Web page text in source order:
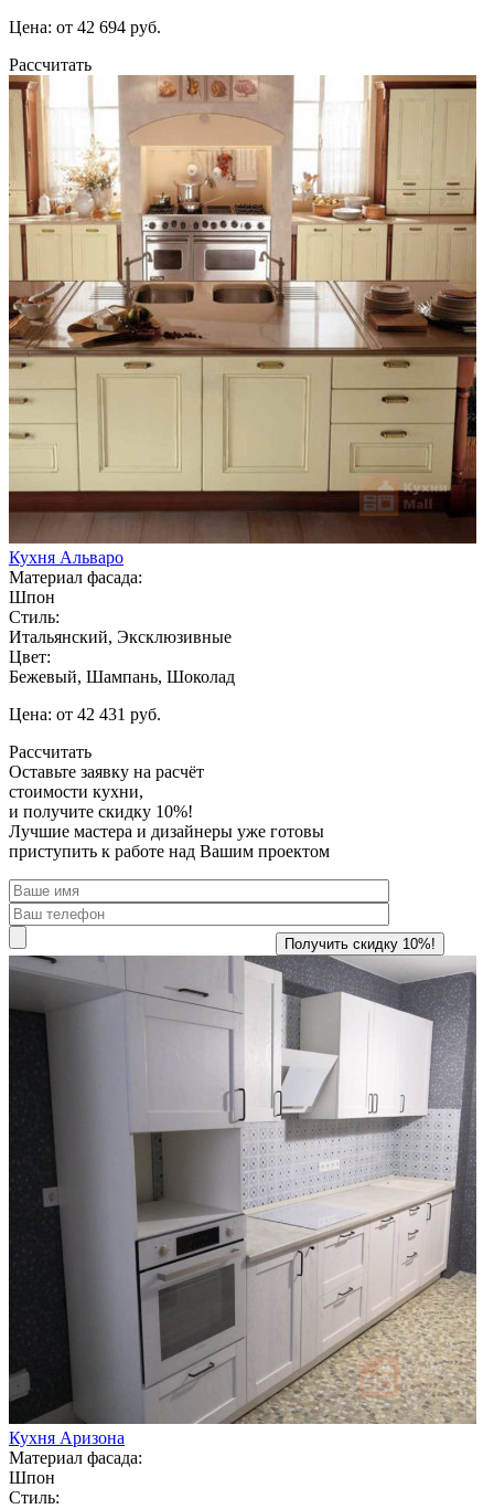
Цена: от 42 694 руб.
Рассчитать
Кухня Альваро
Материал фасада:
Шпон
Стиль:
Итальянский, Эксклюзивные
Цвет:
Бежевый, Шампань, Шоколад
Цена: от 42 431 руб.
Рассчитать
Оставьте заявку на расчёт
стоимости кухни,
и получите скидку 10%!
Лучшие мастера и дизайнеры уже готовы
приступить к работе над Вашим проектом
Кухня Аризона
Материал фасада:
Шпон
Стиль: